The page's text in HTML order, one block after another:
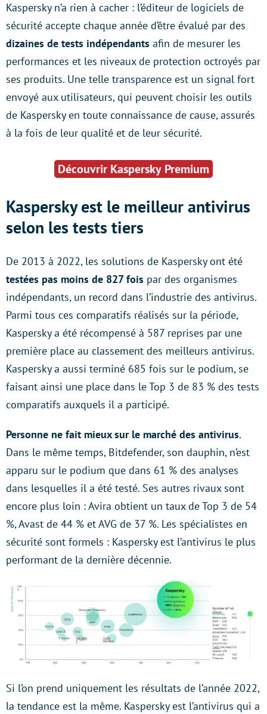
Kaspersky n’a rien à cacher : l’éditeur de logiciels de
sécurité accepte chaque année d’être évalué par des
dizaines de tests indépendants afin de mesurer les
performances et les niveaux de protection octroyés par
ses produits. Une telle transparence est un signal fort
envoyé aux utilisateurs, qui peuvent choisir les outils
de Kaspersky en toute connaissance de cause, assurés
à la fois de leur qualité et de leur sécurité.
Découvrir Kaspersky Premium
Kaspersky est le meilleur antivirus
selon les tests tiers
De 2013 à 2022, les solutions de Kaspersky ont été
testées pas moins de 827 fois par des organismes
indépendants, un record dans l’industrie des antivirus.
Parmi tous ces comparatifs réalisés sur la période,
Kaspersky a été récompensé à 587 reprises par une
première place au classement des meilleurs antivirus.
Kaspersky a aussi terminé 685 fois sur le podium, se
faisant ainsi une place dans le Top 3 de 83 % des tests
comparatifs auxquels il a participé.
Personne ne fait mieux sur le marché des antivirus.
Dans le même temps, Bitdefender, son dauphin, n’est
apparu sur le podium que dans 61 % des analyses
dans lesquelles il a été testé. Ses autres rivaux sont
encore plus loin : Avira obtient un taux de Top 3 de 54
%, Avast de 44 % et AVG de 37 %. Les spécialistes en
sécurité sont formels : Kaspersky est l’antivirus le plus
performant de la dernière décennie.
Si l’on prend uniquement les résultats de l’année 2022,
la tendance est la même. Kaspersky est l’antivirus qui a